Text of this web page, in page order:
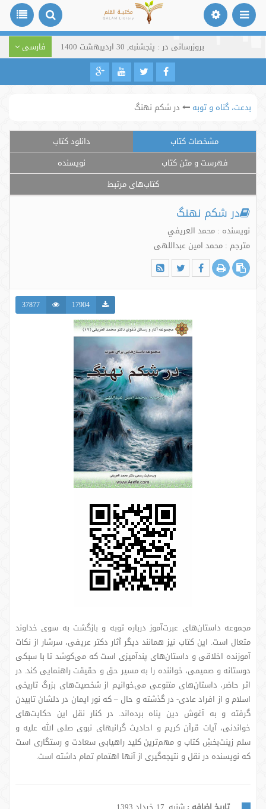
بروزرسانی در : پنجشنبه, 30 اردیبهشت 1400 فارسی
بدعت، گناه و توبه در شکم نهنگ
مشخصات کتاب
دانلود کتاب
فهرست و متن کتاب
نویسنده
کتاب‌های مرتبط
در شکم نهنگ
نویسنده : محمد العريفي
مترجم : محمد امین عبداللهی
17904
37877
مجموعه داستان‌های عبرت‌آموز درباره توبه و بازگشت به سوی خداوند
متعال است. این کتاب نیز همانند دیگر آثار دکتر عریفی، سرشار از نکات
آموزنده اخلاقی و داستان‌های پندآمیزی است که می‌کوشد تا با سبکی
دوستانه و صمیمی، خواننده را به مسیر حق و حقیقت راهنمایی کند. در
اثر حاضر، داستان‌های متنوعی می‌خوانیم از شخصیت‌های بزرگ تاریخی
اسلام و از افراد عادی- در گذشته و حال – که نور ایمان در دلشان تابیدن
گرفته و به آغوش دین پناه برده‌اند. در کنار نقل این حکایت‌های
خواندنی، آیات قرآن کریم و احادیث گرانبهای نبوی صلی الله علیه و
سلم زینت‌بخشِ کتاب و مهم‌ترین کلید راهیابی سعادت و رستگاری است
که نویسنده در نقل و نتیجه‌گیری از آنها اهتمام تمام داشته است.